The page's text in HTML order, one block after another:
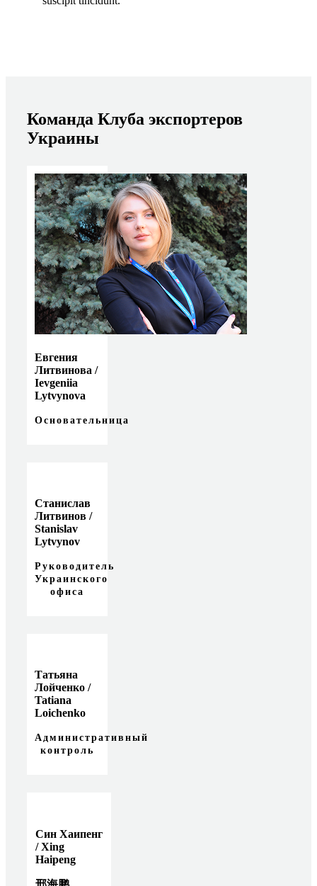
Команда Клуба экспортеров
Украины
Евгения
Литвинова /
Ievgeniia
Lytvynova
Основательница
Станислав
Литвинов /
Stanislav
Lytvynov
Руководитель
Украинского
офиса
Татьяна
Лойченко /
Tatiana
Loichenko
Административный
контроль
Cин Хаипенг
/ Xing
Haipeng